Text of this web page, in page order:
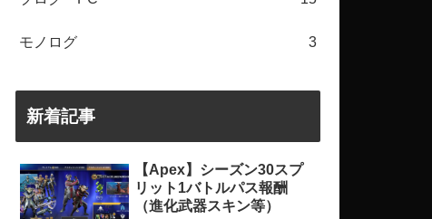
モノログ 3
新着記事
【Apex】シーズン30スプ
リット1バトルパス報酬
（進化武器スキン等）